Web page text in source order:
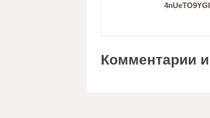
4nUeTO9YGI
Комментарии